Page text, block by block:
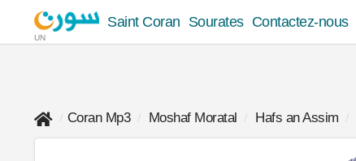
UN
Saint Coran Sourates Contactez-nous
Coran Mp3 Moshaf Moratal Hafs an Assim